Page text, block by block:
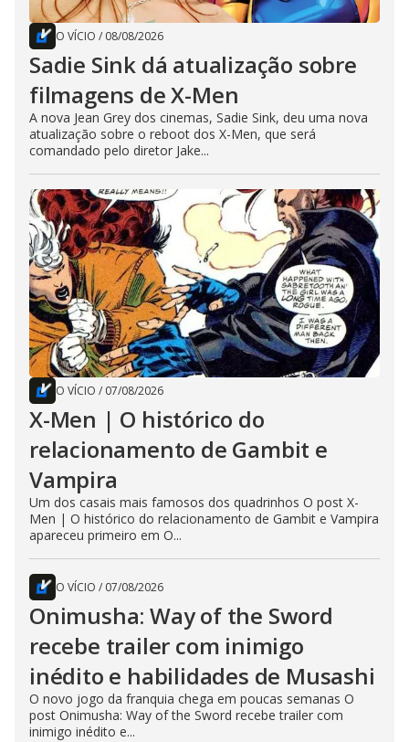
O VÍCIO / 08/08/2026
Sadie Sink dá atualização sobre
filmagens de X-Men
A nova Jean Grey dos cinemas, Sadie Sink, deu uma nova
atualização sobre o reboot dos X-Men, que será
comandado pelo diretor Jake...
O VÍCIO / 07/08/2026
X-Men | O histórico do
relacionamento de Gambit e
Vampira
Um dos casais mais famosos dos quadrinhos O post X-
Men | O histórico do relacionamento de Gambit e Vampira
apareceu primeiro em O...
O VÍCIO / 07/08/2026
Onimusha: Way of the Sword
recebe trailer com inimigo
inédito e habilidades de Musashi
O novo jogo da franquia chega em poucas semanas O
post Onimusha: Way of the Sword recebe trailer com
inimigo inédito e...